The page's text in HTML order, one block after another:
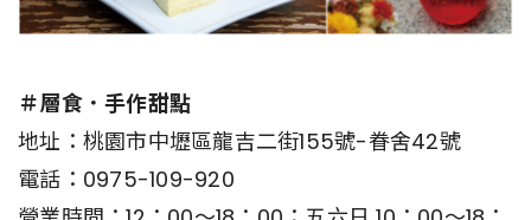
＃層食．手作甜點
地址：桃園市中壢區龍吉二街155號-眷舍42號
電話：0975-109-920